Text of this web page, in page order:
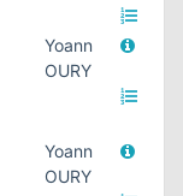
Yoann
OURY
Yoann
OURY